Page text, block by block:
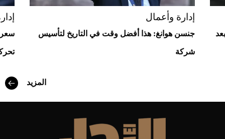
أفضل تدريج للشعر الطويل لإطلالة جريئة وعصرية
إدارة وأعمال
جنسن هوانغ: هذا أفضل وقت في التاريخ لتأسيس
شركة
المزيد